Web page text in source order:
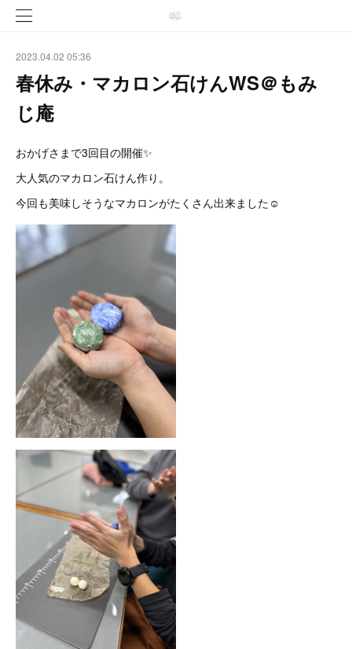
2023.04.02 05:36
春休み・マカロン石けんWS＠もみ
じ庵
おかげさまで3回目の開催✨
大人気のマカロン石けん作り。
今回も美味しそうなマカロンがたくさん出来ました☺️